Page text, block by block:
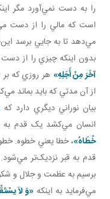
را به دست نمي‌آورد مگر
است که مالي را از دست
مي‌دهد تا به جايي برسد
بدون اينکه چيزي را از
آخَرَ مِنْ أَجَلِهِ» هر روزي که
از آن مدتي که بايد بماند
بيان نوراني ديگري دارد که
انسان مي‌کشد يک قدم به
خُطَاهُ‏»، خطا يعني خطوه.
قدم به قبر نزديک‌تر
برسيم به عظمت و جلال و
مي‌فرمايد به اينکه «وَ لاَ